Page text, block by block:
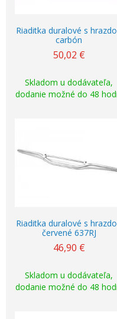
Riaditka duralové s
carbón
50,02 €
Skladom u dodávateľa,
dodanie možné do 48
Riaditka duralové s
červené 637RJ
46,90 €
Skladom u dodávateľa,
dodanie možné do 48